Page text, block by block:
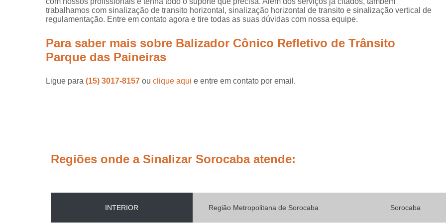
Placas de Sinalização
Placas de Sinalização de
Placas de Sinalização
Placas Sinalização Rodovia
trabalhamos com sinalização de transito horizontal, sinalização horizontal de transito e sinalização vertical de
regulamentação. Entre em contato agora e tire todas as suas dúvidas com nossa equipe.
Para saber mais sobre Balizador Cônico Refletivo de Trânsito
Parque das Paineiras
Ligue para (15) 3017-8157 ou clique aqui e entre em contato por email.
Regiões onde a Sinalizar Sorocaba atende:
INTERIOR Região Metropolitana de Sorocaba Sorocaba